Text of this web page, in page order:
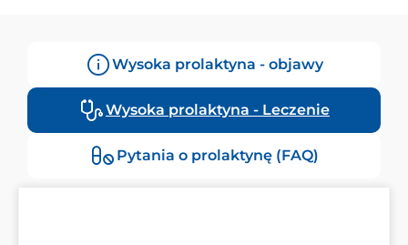
Wysoka prolaktyna - objawy
Wysoka prolaktyna - Leczenie
Pytania o prolaktynę (FAQ)